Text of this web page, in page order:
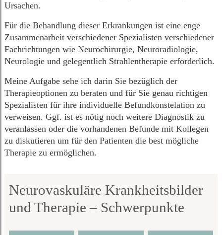
Ursachen.
Für die Behandlung dieser Erkrankungen ist eine enge
Zusammenarbeit verschiedener Spezialisten verschiedener
Fachrichtungen wie Neurochirurgie, Neuroradiologie,
Neurologie und gelegentlich Strahlentherapie erforderlich.
Meine Aufgabe sehe ich darin Sie bezüglich der
Therapieoptionen zu beraten und für Sie genau richtigen
Spezialisten für ihre individuelle Befundkonstelation zu
verweisen. Ggf. ist es nötig noch weitere Diagnostik zu
veranlassen oder die vorhandenen Befunde mit Kollegen
zu diskutieren um für den Patienten die best mögliche
Therapie zu ermöglichen.
Neurovaskuläre Krankheitsbilder
und Therapie – Schwerpunkte